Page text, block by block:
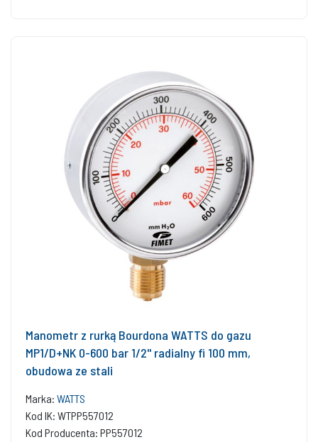
Manometr z rurką Bourdona WATTS do gazu
MP1/D+NK 0-600 bar 1/2'' radialny fi 100 mm,
obudowa ze stali
Marka: WATTS
Kod IK: WTPP557012
Kod Producenta: PP557012